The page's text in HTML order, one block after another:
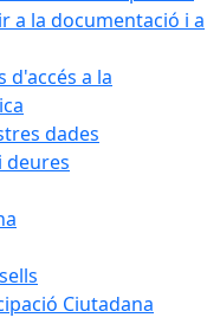
a la documentació i a
d'accés a la
dades
deures
Ciutadana